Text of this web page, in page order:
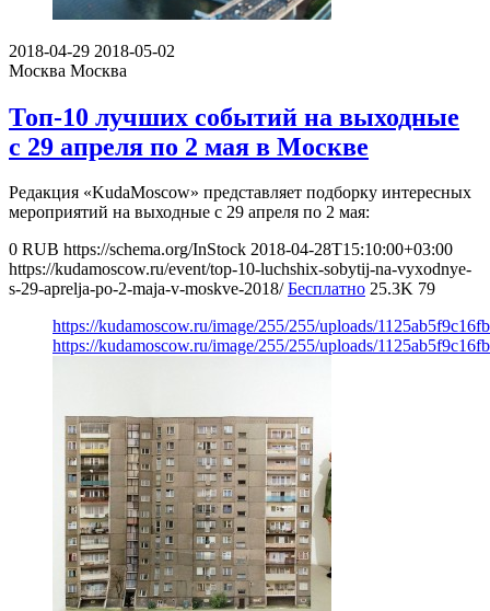
2018-04-29 2018-05-02
Москва Москва
Топ-10 лучших событий на выходные
с 29 апреля по 2 мая в Москве
Редакция «KudaMoscow» представляет подборку интересных
мероприятий на выходные с 29 апреля по 2 мая:
0 RUB https://schema.org/InStock 2018-04-28T15:10:00+03:00
https://kudamoscow.ru/event/top-10-luchshix-sobytij-na-vyxodnye-
s-29-aprelja-po-2-maja-v-moskve-2018/ Бесплатно 25.3K 79
https://kudamoscow.ru/image/255/255/uploads/
https://kudamoscow.ru/image/255/255/uploads/